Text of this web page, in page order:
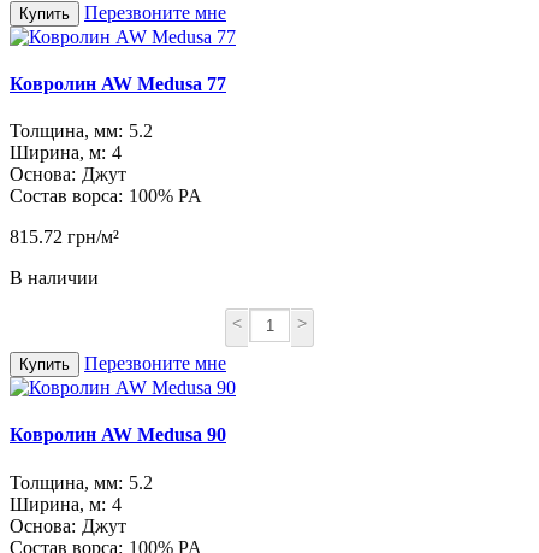
Купить Перезвоните мне
Ковролин AW Medusa 77
Толщина, мм: 5.2
Ширина, м: 4
Основа: Джут
Состав ворса: 100% PA
815.72 грн/м²
В наличии
< >
Купить Перезвоните мне
Ковролин AW Medusa 90
Толщина, мм: 5.2
Ширина, м: 4
Основа: Джут
Состав ворса: 100% PA